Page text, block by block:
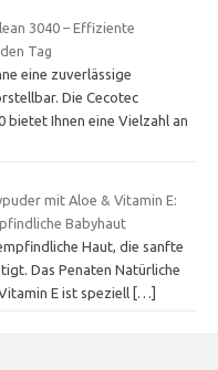
3040 – Effiziente
Tag
eine zuverlässige
Die Cecotec
bietet Ihnen eine Vielzahl an
mit Aloe & Vitamin E:
Babyhaut
Haut, die sanfte
Das Penaten Natürliche
E ist speziell […]